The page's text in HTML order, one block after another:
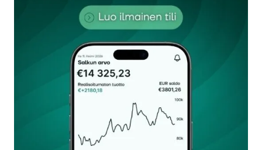
Sähköpostiosoitettasi ei julkaista.Pakolliset
kentät on merkitty*
Kommentti*
Nimesi tai nimimerkkisi